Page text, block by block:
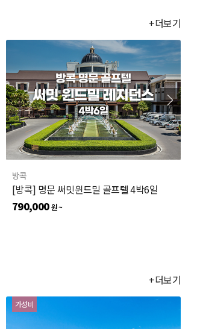
+더보기
방콕
[방콕] 명문 써밋윈드밀 골프텔 4박6일
790,000 원 ~
+더보기
가성비